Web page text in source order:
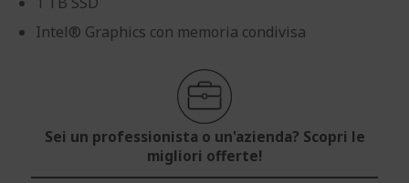
Intel® Graphics con memoria condivisa
Sei un professionista o un'azienda? Scopri le
migliori offerte!